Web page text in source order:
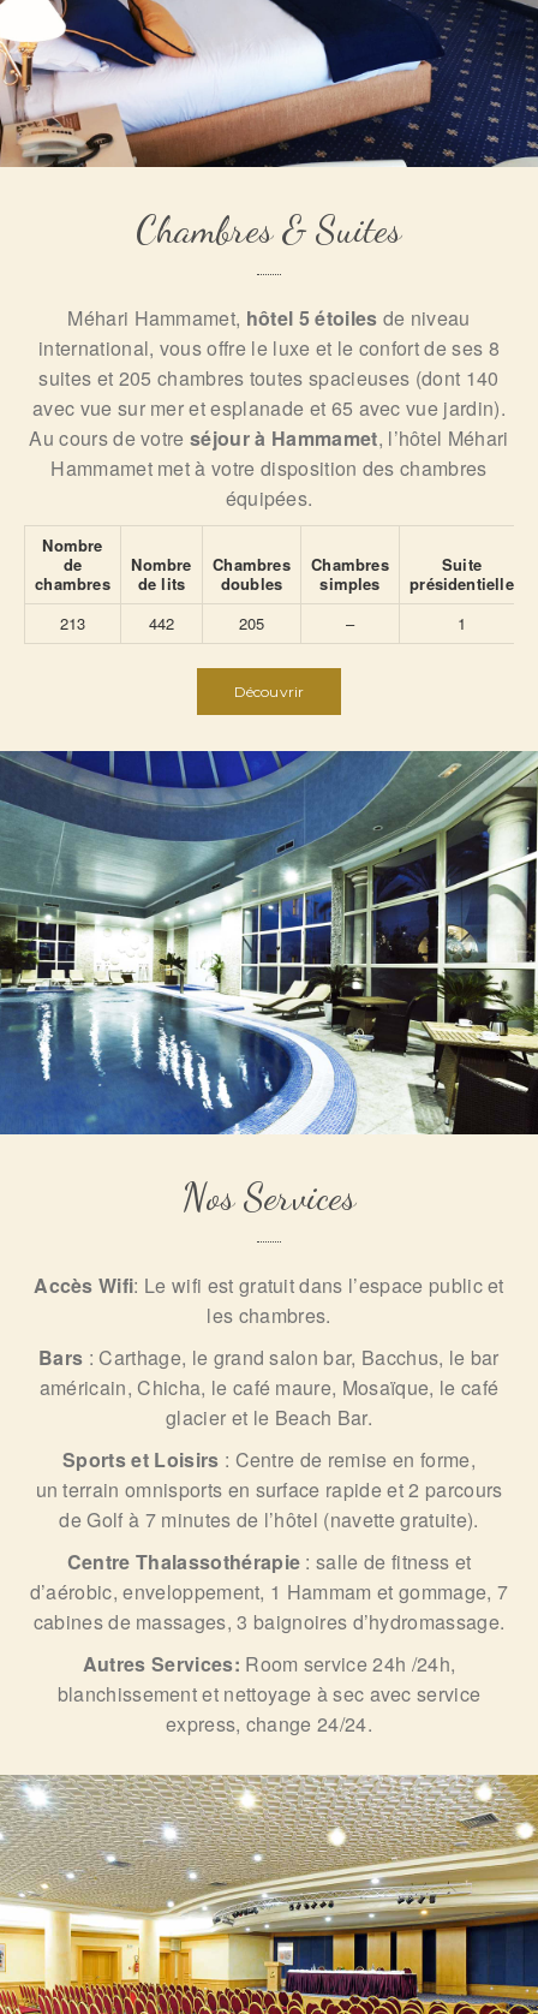
Chambres & Suites
Méhari Hammamet, hôtel 5 étoiles de niveau
international, vous offre le luxe et le confort de ses 8
suites et 205 chambres toutes spacieuses (dont 140
avec vue sur mer et esplanade et 65 avec vue jardin).
Au cours de votreséjour à Hammamet, l’hôtel Méhari
Hammamet met à votre disposition des chambres
équipées.
Nombre
de
chambres
Nombre
de lits
Chambres
doubles
Chambres
simples
Suite
présidentielle
213
442 205 – 1
Découvrir
Nos Services
Accès Wifi: Le wifi est gratuit dans l’espace public et
les chambres.
Bars : Carthage, le grand salon bar, Bacchus, le bar
américain, Chicha, le café maure, Mosaïque, le café
glacier et le Beach Bar.
Sports et Loisirs : Centre de remise en forme,
un terrain omnisports en surface rapide et 2 parcours
de Golf à 7 minutes de l’hôtel (navette gratuite).
Centre Thalassothérapie : salle de fitness et
d’aérobic, enveloppement, 1 Hammam et gommage, 7
cabines de massages, 3 baignoires d’hydromassage.
Autres Services: Room service 24h /24h,
blanchissement et nettoyage à sec avec service
express, change 24/24.